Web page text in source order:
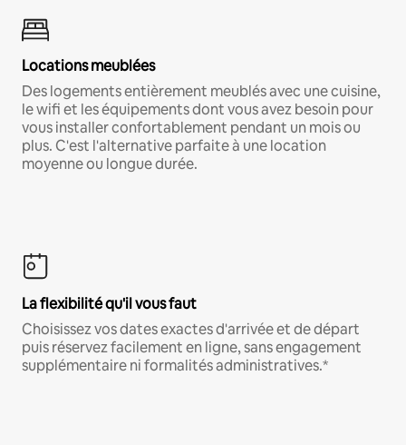
Locations meublées
Des logements entièrement meublés avec une cuisine,
le wifi et les équipements dont vous avez besoin pour
vous installer confortablement pendant un mois ou
plus. C'est l'alternative parfaite à une location
moyenne ou longue durée.
La flexibilité qu'il vous faut
Choisissez vos dates exactes d'arrivée et de départ
puis réservez facilement en ligne, sans engagement
supplémentaire ni formalités administratives.*